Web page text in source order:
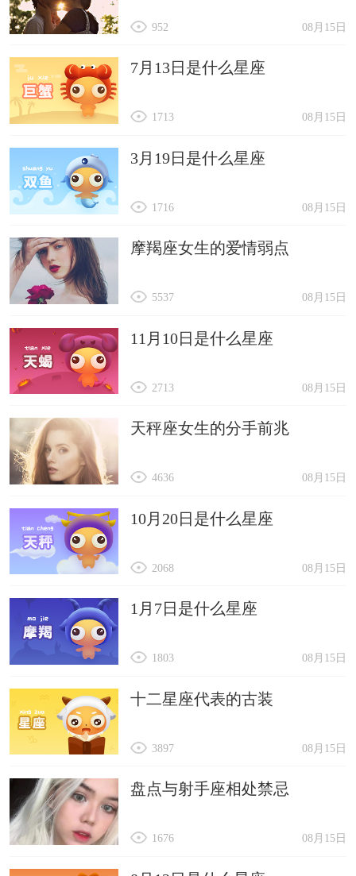
08月15日
952
7月13日是什么星座
08月15日
1713
3月19日是什么星座
08月15日
1716
摩羯座女生的爱情弱点
08月15日
5537
11月10日是什么星座
08月15日
2713
天秤座女生的分手前兆
08月15日
4636
10月20日是什么星座
08月15日
2068
1月7日是什么星座
08月15日
1803
十二星座代表的古装
08月15日
3897
盘点与射手座相处禁忌
08月15日
1676